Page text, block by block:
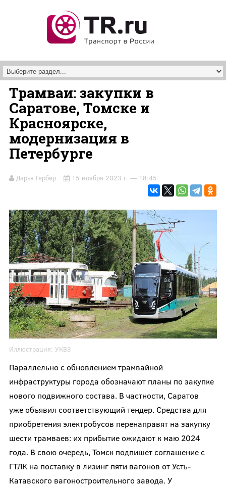
Трамваи: закупки в
Саратове, Томске и
Красноярске,
модернизация в
Петербурге
Дарья Гербер 15 ноября 2023 г. — 18:45
Иллюстрация: УКВЗ
Параллельно с обновлением трамвайной
инфраструктуры города обозначают планы по закупке
нового подвижного состава. В частности, Саратов
уже объявил соответствующий тендер. Средства для
приобретения электробусов перенаправят на закупку
шести трамваев: их прибытие ожидают к маю 2024
года. В свою очередь, Томск подпишет соглашение с
ГТЛК на поставку в лизинг пяти вагонов от Усть-
Катавского вагоностроительного завода. У